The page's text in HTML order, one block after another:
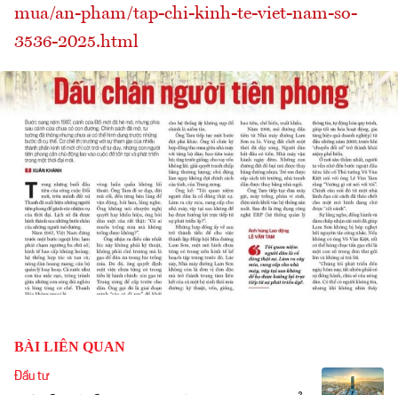
mua/an-pham/tap-chi-kinh-te-viet-nam-so-
3536-2025.html
BÀI LIÊN QUAN
Đầu tư